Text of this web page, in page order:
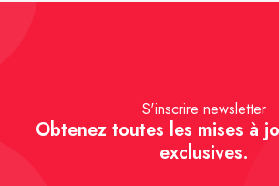
S'inscrire newsletter
Obtenez toutes les mises à
exclusives.